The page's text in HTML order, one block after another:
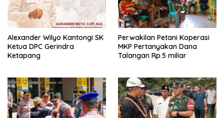
Alexander Wilyo Kantongi SK
Ketua DPC Gerindra
Ketapang
Perwakilan Petani Koperasi
MKP Pertanyakan Dana
Talangan Rp.5 miliar